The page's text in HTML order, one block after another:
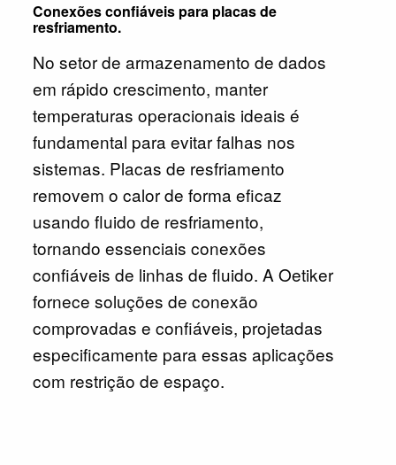
Conexões confiáveis para placas de
resfriamento.
No setor de armazenamento de dados
em rápido crescimento, manter
temperaturas operacionais ideais é
fundamental para evitar falhas nos
sistemas. Placas de resfriamento
removem o calor de forma eficaz
usando fluido de resfriamento,
tornando essenciais conexões
confiáveis de linhas de fluido. A Oetiker
fornece soluções de conexão
comprovadas e confiáveis, projetadas
especificamente para essas aplicações
com restrição de espaço.